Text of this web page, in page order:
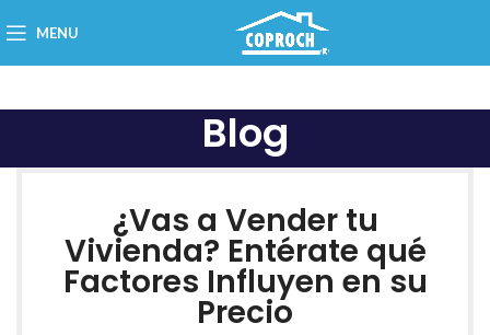
MENU
Blog
¿Vas a Vender tu
Vivienda? Entérate qué
Factores Influyen en su
Precio